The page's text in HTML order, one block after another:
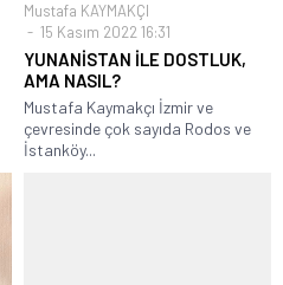
Mustafa KAYMAKÇI
15 Kasım 2022 16:31
YUNANİSTAN İLE DOSTLUK,
AMA NASIL?
Mustafa Kaymakçı İzmir ve
çevresinde çok sayıda Rodos ve
İstanköy...